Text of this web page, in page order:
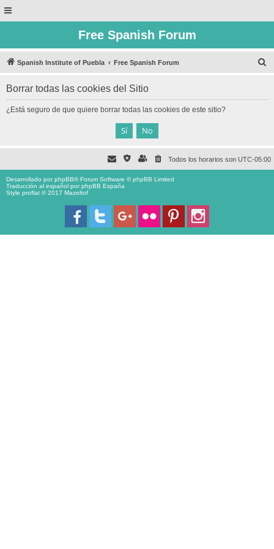
Free Spanish Forum
Spanish Institute of Puebla Free Spanish Forum
Borrar todas las cookies del Sitio
¿Está seguro de que quiere borrar todas las cookies de este sitio?
Todos los horarios son UTC-05:00
Desarrollado porphpBB® Forum Software © phpBB Limited
Traducción al español porphpBB España
Style proflat © 2017 Mazeltof